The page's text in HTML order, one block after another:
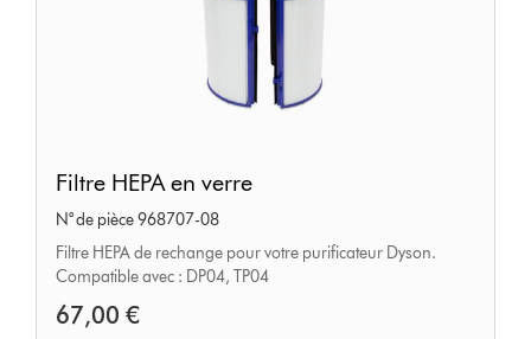
HEPA
en
verre
Filtre HEPA en verre
N° de pièce 968707-08
Filtre HEPA de rechange pour votre purificateur Dyson.
Compatible avec : DP04, TP04
67,00 €